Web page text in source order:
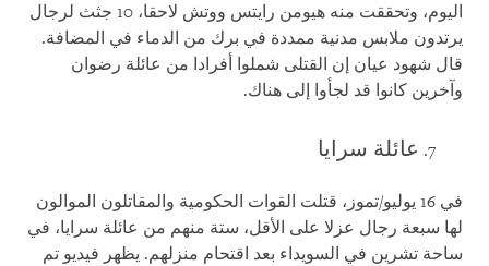
اليوم، وتحققت منه هيومن رايتس ووتش لاحقا، 10 جثث لرجال
يرتدون ملابس مدنية ممددة في برك من الدماء في المضافة.
قال شهود عيان إن القتلى شملوا أفرادا من عائلة رضوان
وآخرين كانوا قد لجأوا إلى هناك.
عائلة سرايا
في 16 يوليو/تموز، قتلت القوات الحكومية والمقاتلون الموالون
لها سبعة رجال عزلا على الأقل، ستة منهم من عائلة سرايا، في
ساحة تشرين في السويداء بعد اقتحام منزلهم. يظهر فيديو تم